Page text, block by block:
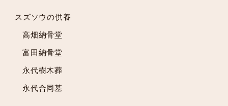
2022年8月
2022年7月
2022年6月
2022年3月
スズソウの供養
高畑納骨堂
富田納骨堂
永代樹木葬
永代合同墓